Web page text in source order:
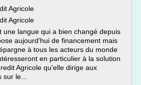
Agricole
Agricole
une langue qui a bien changé depuis
aujourd'hui de financement mais
à tous les acteurs du monde
en particulier à la solution
Agricole qu'elle dirige aux
le...